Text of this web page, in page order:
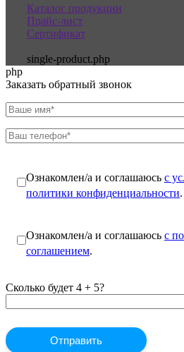
Каталог продукции
Прайс-лист
Сертификат
single-product.php
php
Заказать обратный звонок
Ознакомлен/а и соглашаюсь с
политики конфиденциальности.
Ознакомлен/а и соглашаюсь с
соглашением.
Сколько будет 4 + 5?